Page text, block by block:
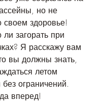
но не
своем здоровье!
загорать при
Я расскажу вам
вы должны знать,
летом
ограничений.
вперед!